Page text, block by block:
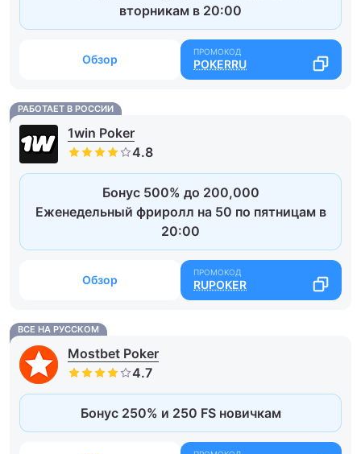
вторникам в 20:00
Обзор POKERRU
РАБОТАЕТ В РОССИИ
1win Poker
Бонус 500% до 200,000
Еженедельный фриролл на 50 по пятницам в
20:00
Обзор RUPOKER
ВСЕ НА РУССКОМ
Mostbet Poker
Бонус 250% и 250 FS новичкам